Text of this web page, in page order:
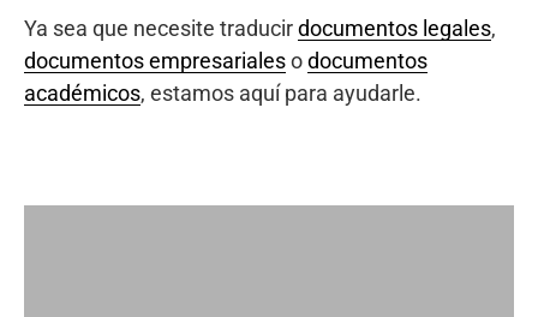
Ya sea que necesite traducirdocumentos legales,
documentos empresarialesodocumentos
académicos, estamos aquí para ayudarle.